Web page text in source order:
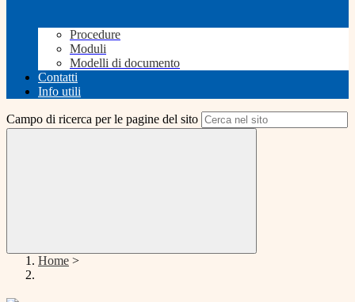
Procedure
Moduli
Modelli di documento
Contatti
Info utili
Campo di ricerca per le pagine del sito
Home >